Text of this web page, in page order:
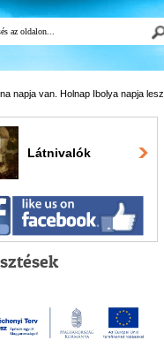
napja van. Holnap Ibolya napja lesz.
Látnivalók